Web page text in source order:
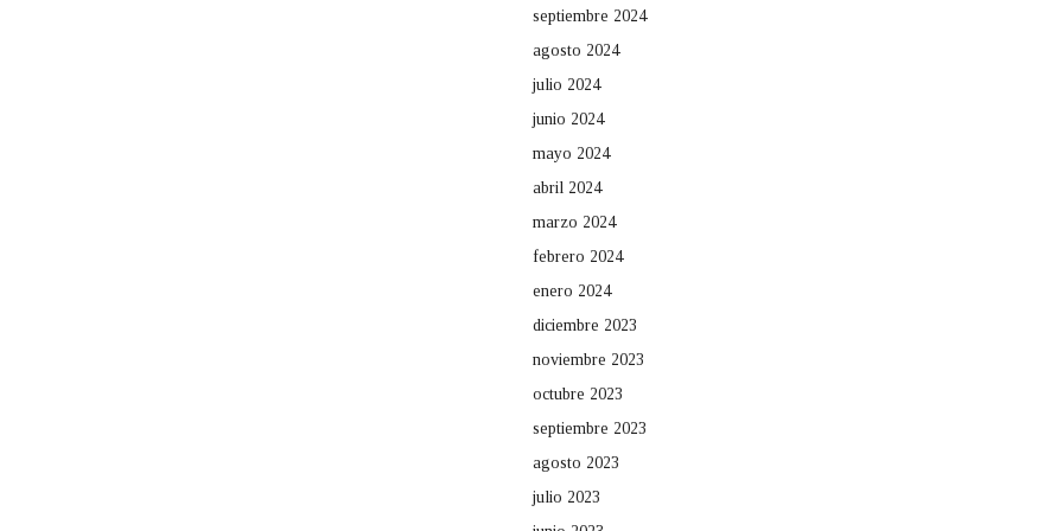
septiembre 2024
agosto 2024
julio 2024
junio 2024
mayo 2024
abril 2024
marzo 2024
febrero 2024
enero 2024
diciembre 2023
noviembre 2023
octubre 2023
septiembre 2023
agosto 2023
julio 2023